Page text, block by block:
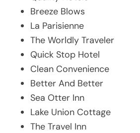
Breeze Blows
La Parisienne
The Worldly Traveler
Quick Stop Hotel
Clean Convenience
Better And Better
Sea Otter Inn
Lake Union Cottage
The Travel Inn